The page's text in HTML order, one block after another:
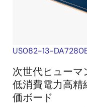
US082-13-
次世代ヒューマ
低消費電力高精
価ボード